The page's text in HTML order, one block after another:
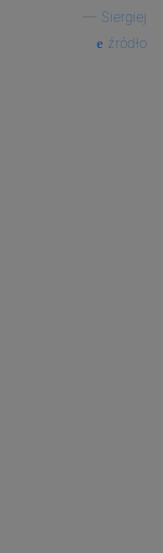
Siergiej
źródło